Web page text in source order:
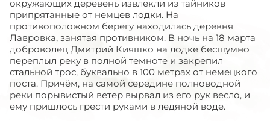
окружающих деревень извлекли из тайников
припрятанные от немцев лодки. На
противоположном берегу находилась деревня
Лавровка, занятая противником. В ночь на 18 марта
доброволец Дмитрий Кияшко на лодке бесшумно
переплыл реку в полной темноте и закрепил
стальной трос, буквально в 100 метрах от немецкого
поста. Причём, на самой середине полноводной
реки порывистый ветер вырвал из его рук весло, и
ему пришлось грести руками в ледяной воде.